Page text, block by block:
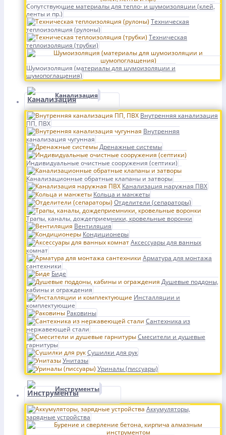
Сопутствующие материалы для тепло- и шумоизоляции (клей,
ленты и пр.)
Техническая
теплоизоляция (рулоны)
Техническая
теплоизоляция (трубки)
Шумоизоляция (материалы для шумоизоляции и
шумопоглащения)
Канализация
Внутренняя канализация
ПП, ПВХ
Внутренняя
канализация чугунная
Дренажные системы
Индивидуальные очистные сооружения (септики)
Канализационные обратные клапаны и затворы
Канализация наружная ПВХ
Кольца и манжеты
Отделители (сепараторы)
Трапы, каналы, дождеприемники, кровельные воронки
Вентиляция
Кондиционеры
Аксессуары для ванных
комнат
Арматура для монтажа
сантехники
Биде
Душевые поддоны,
кабины и ограждения
Инсталляции и
комплектующие
Раковины
Сантехника из
нержавеющей стали
Смесители и душевые
гарнитуры
Сушилки для рук
Унитазы
Уриналы (писсуары)
Инструменты
Аккумуляторы,
зарядные устройства